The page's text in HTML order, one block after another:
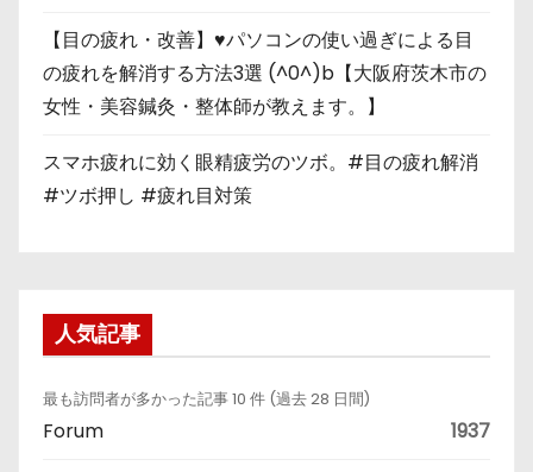
【目の疲れ・改善】♥パソコンの使い過ぎによる目
の疲れを解消する方法3選 (^0^)b【大阪府茨木市の
女性・美容鍼灸・整体師が教えます。】
スマホ疲れに効く眼精疲労のツボ。#目の疲れ解消
#ツボ押し #疲れ目対策
人気記事
最も訪問者が多かった記事 10 件 (過去 28 日間)
Forum 1937